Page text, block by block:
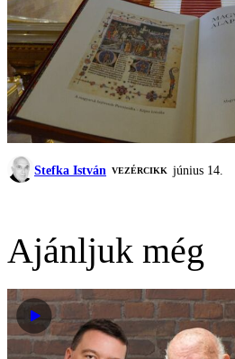
Stefka István VEZÉRCIKK június 14.
Ajánljuk még